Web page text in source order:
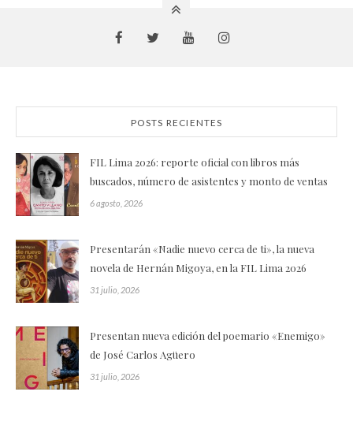
POSTS RECIENTES
FIL Lima 2026: reporte oficial con libros más
buscados, número de asistentes y monto de ventas
6 agosto, 2026
Presentarán «Nadie nuevo cerca de ti», la nueva
novela de Hernán Migoya, en la FIL Lima 2026
31 julio, 2026
Presentan nueva edición del poemario «Enemigo»
de José Carlos Agüero
31 julio, 2026